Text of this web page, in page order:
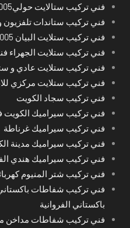
فني تركيب ستالايت حولي55806005
فني تركيب ستاندات
فني تركيب ستلايت البيان 55806005
فني تركيب ستلايت الجهراء
فني تركيب ستلايت عادي و
فني تركيب ستلايت مركزي
فني تركيب سجاد الكويت
فني تركيب سيراميك الكويت
فني تركيب سيراميك غرناطة
فني تركيب سيراميك مدينة
فني تركيب سيراميك هندي
فني تركيب شتر المنيوم
فني تركيب شفاطات
باكستاني الفروانية
فني تركيب شفاطات مداخن